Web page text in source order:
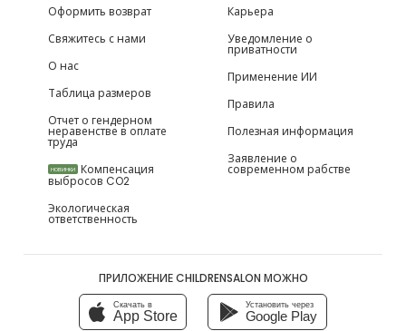
Оформить возврат
Свяжитесь с нами
О нас
Таблица размеров
Отчет о гендерном
неравенстве в оплате
труда
НОВИНКИ Компенсация
выбросов CO2
Экологическая
ответственность
Карьера
Уведомление о
приватности
Применение ИИ
Правила
Полезная информация
Заявление о
современном рабстве
ПРИЛОЖЕНИЕ CHILDRENSALON МОЖНО
Скачать в
App Store
Установить через
Google Play